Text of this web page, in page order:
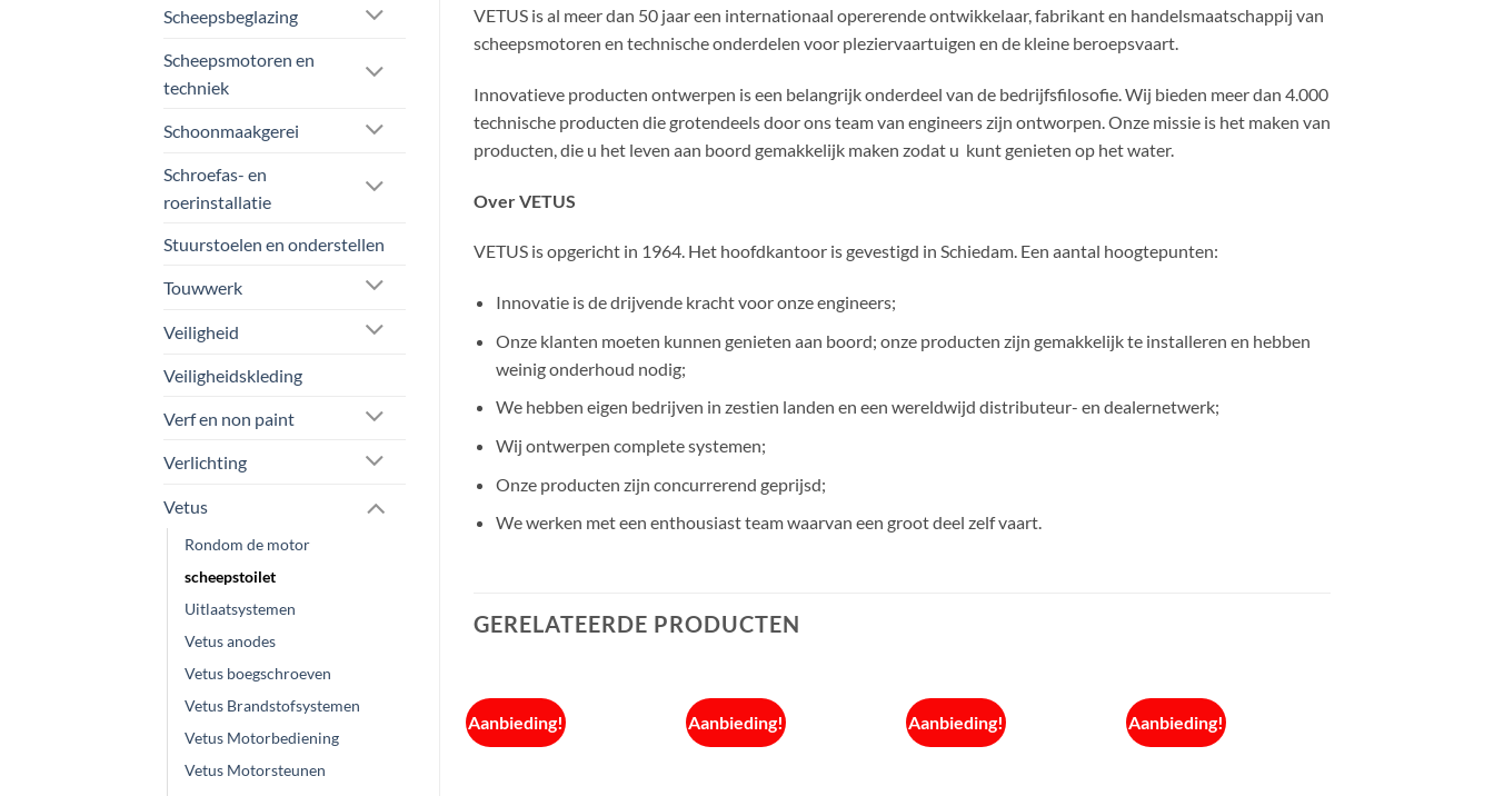
Scheepsbeglazing
Scheepsmotoren en
techniek
Schoonmaakgerei
Schroefas- en
roerinstallatie
Stuurstoelen en onderstellen
Touwwerk
Veiligheid
Veiligheidskleding
Verf en non paint
Verlichting
Vetus
Rondom de motor
scheepstoilet
Uitlaatsystemen
Vetus anodes
Vetus boegschroeven
Vetus Brandstofsystemen
Vetus Motorbediening
Vetus Motorsteunen
VETUS is al meer dan 50 jaar een internationaal opererende ontwikkelaar, fabrikant en handelsmaatschappij van
scheepsmotoren en technische onderdelen voor pleziervaartuigen en de kleine beroepsvaart.
Innovatieve producten ontwerpen is een belangrijk onderdeel van de bedrijfsfilosofie. Wij bieden meer dan 4.000
technische producten die grotendeels door ons team van engineers zijn ontworpen. Onze missie is het maken van
producten, die u het leven aan boord gemakkelijk maken zodat u kunt genieten op het water.
Over VETUS
VETUS is opgericht in 1964. Het hoofdkantoor is gevestigd in Schiedam. Een aantal hoogtepunten:
Innovatie is de drijvende kracht voor onze engineers;
Onze klanten moeten kunnen genieten aan boord; onze producten zijn gemakkelijk te installeren en hebben
weinig onderhoud nodig;
We hebben eigen bedrijven in zestien landen en een wereldwijd distributeur- en dealernetwerk;
Wij ontwerpen complete systemen;
Onze producten zijn concurrerend geprijsd;
We werken met een enthousiast team waarvan een groot deel zelf vaart.
GERELATEERDE PRODUCTEN
Aanbieding! Aanbieding! Aanbieding! Aanbieding!